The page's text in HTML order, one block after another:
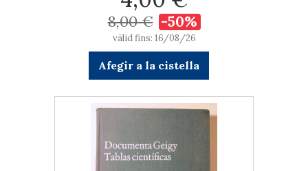
8,00 € -50%
vàlid fins: 16/08/26
Afegir a la cistella